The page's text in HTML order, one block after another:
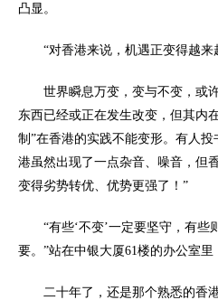
凸显。
“对香港来说，机遇正变得越来
世界瞬息万变，变与不变，或
东西已经或正在发生改变，但其内
制”在香港的实践不能变形。有人
港虽然出现了一点杂音、噪音，但
变得劣势转优、优势更强了！”
“有些‘不变’一定要坚守，有
要。”站在中银大厦61楼的办公室
二十年了，还是那个熟悉的香